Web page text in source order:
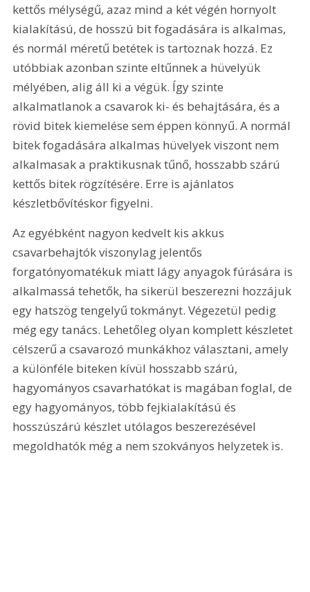
kettős mélységű, azaz mind a két végén hornyolt
kialakítású, de hosszú bit fogadására is alkalmas,
és normál méretű betétek is tartoznak hozzá. Ez
utóbbiak azonban szinte eltűnnek a hüvelyük
mélyében, alig áll ki a végük. Így szinte
alkalmatlanok a csavarok ki- és behajtására, és a
rövid bitek kiemelése sem éppen könnyű. A normál
bitek fogadására alkalmas hüvelyek viszont nem
alkalmasak a praktikusnak tűnő, hosszabb szárú
kettős bitek rögzítésére. Erre is ajánlatos
készletbővítéskor figyelni.
Az egyébként nagyon kedvelt kis akkus
csavarbehajtók viszonylag jelentős
forgatónyomatékuk miatt lágy anyagok fúrására is
alkalmassá tehetők, ha sikerül beszerezni hozzájuk
egy hatszög tengelyű tokmányt. Végezetül pedig
még egy tanács. Lehetőleg olyan komplett készletet
célszerű a csavarozó munkákhoz választani, amely
a különféle biteken kívül hosszabb szárú,
hagyományos csavarhatókat is magában foglal, de
egy hagyományos, több fejkialakítású és
hosszúszárú készlet utólagos beszerezésével
megoldhatók még a nem szokványos helyzetek is.